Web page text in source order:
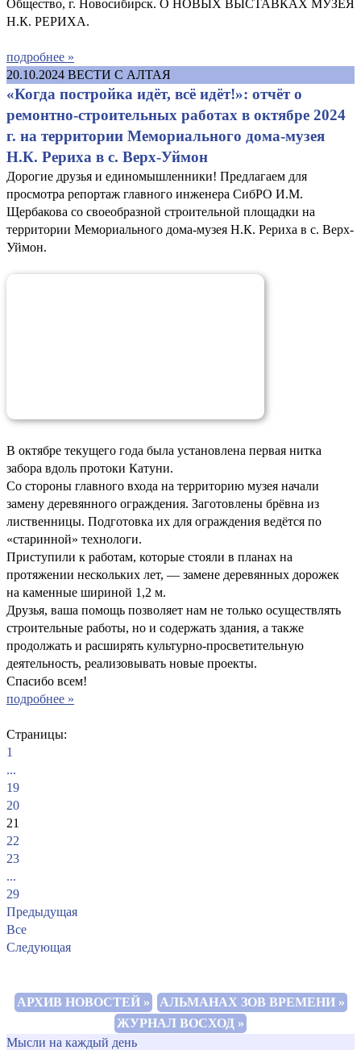
Общество, г. Новосибирск. О НОВЫХ ВЫСТАВКАХ МУЗЕЯ
Н.К. РЕРИХА.
подробнее »
20.10.2024 ВЕСТИ С АЛТАЯ
«Когда постройка идёт, всё идёт!»: отчёт о
ремонтно-строительных работах в октябре 2024
г. на территории Мемориального дома-музея
Н.К. Рериха в с. Верх-Уймон
Дорогие друзья и единомышленники! Предлагаем для
просмотра репортаж главного инженера СибРО И.М.
Щербакова со своеобразной строительной площадки на
территории Мемориального дома-музея Н.К. Рериха в с. Верх-
Уймон.
В октябре текущего года была установлена первая нитка
забора вдоль протоки Катуни.
Со стороны главного входа на территорию музея начали
замену деревянного ограждения. Заготовлены брёвна из
лиственницы. Подготовка их для ограждения ведётся по
«старинной» технологи.
Приступили к работам, которые стояли в планах на
протяжении нескольких лет, — замене деревянных дорожек
на каменные шириной 1,2 м.
Друзья, ваша помощь позволяет нам не только осуществлять
строительные работы, но и содержать здания, а также
продолжать и расширять культурно-просветительную
деятельность, реализовывать новые проекты.
Спасибо всем!
подробнее »
Страницы:
1
...
19
20
21
22
23
...
29
Предыдущая
Все
Следующая
АРХИВ НОВОСТЕЙ »
АЛЬМАНАХ ЗОВ ВРЕМЕНИ »
ЖУРНАЛ ВОСХОД »
Мысли на каждый день